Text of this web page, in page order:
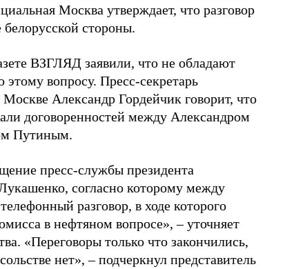
Москва утверждает, что разговор
стороны.
ВЗГЛЯД заявили, что не обладают
вопросу. Пресс-секретарь
Москве Александр Гордейчик говорит, что
договоренностей между Александром
Путиным.
пресс-службы президента
согласно которому между
разговор, в ходе которого
в нефтяном вопросе», – уточняет
«Переговоры только что закончились,
нет», – подчеркнул представитель